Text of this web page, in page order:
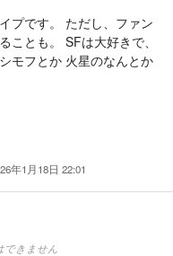
プです。 ただし、ファン
ことも。 SFは大好きで、
モフとか 火星のなんとか
年1月18日 22:01
できません